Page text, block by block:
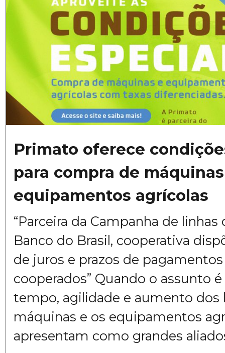
Primato oferece
para compra de
equipamentos agrícolas
“Parceira da Campanha de
Banco do Brasil, cooperativa
de juros e prazos de
cooperados” Quando o assunto
tempo, agilidade e aumento dos
máquinas e os equipamentos
apresentam como grandes